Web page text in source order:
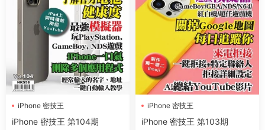
iPhone 密技王
iPhone 密技王 第104期
iPhone 密技王
iPhone 密技王 第103期